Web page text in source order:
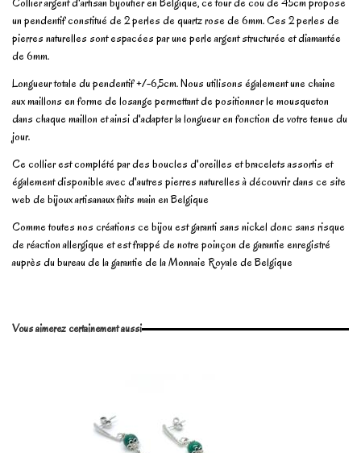
Collier argent d'artisan bijoutier en Belgique, ce tour de cou de 45cm propose
un pendentif constitué de 2 perles de quartz rose de 6mm. Ces 2 perles de
pierres naturelles sont espacées par une perle argent structurée et diamantée
de 6mm.
Longueur totale du pendentif +/-6,5cm. Nous utilisons également une chaine
aux maillons en forme de losange permettant de positionner le mousqueton
dans chaque maillon et ainsi d'adapter la longueur en fonction de votre tenue du
jour.
Ce collier est complété par des boucles d'oreilles et bracelets assortis et
également disponible avec d'autres pierres naturelles à découvrir dans ce site
web de bijoux artisanaux faits main en Belgique
Comme toutes nos créations ce bijou est garanti sans nickel donc sans risque
de réaction allergique et est frappé de notre poinçon de garantie enregistré
auprès du bureau de la garantie de la Monnaie Royale de Belgique
Marque
Vous aimerez certainement aussi